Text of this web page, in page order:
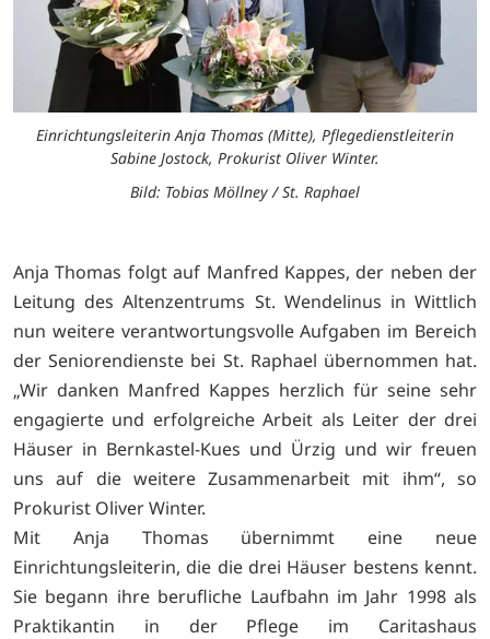
Einrichtungsleiterin Anja Thomas (Mitte), Pflegedienstleiterin
Sabine Jostock, Prokurist Oliver Winter.
Bild: Tobias Möllney / St. Raphael
Anja Thomas folgt auf Manfred Kappes, der neben der
Leitung des Altenzentrums St. Wendelinus in Wittlich
nun weitere verantwortungsvolle Aufgaben im Bereich
der Seniorendienste bei St. Raphael übernommen hat.
„Wir danken Manfred Kappes herzlich für seine sehr
engagierte und erfolgreiche Arbeit als Leiter der drei
Häuser in Bernkastel-Kues und Ürzig und wir freuen
uns auf die weitere Zusammenarbeit mit ihm“, so
Prokurist Oliver Winter.
Mit Anja Thomas übernimmt eine neue
Einrichtungsleiterin, die die drei Häuser bestens kennt.
Sie begann ihre berufliche Laufbahn im Jahr 1998 als
Praktikantin in der Pflege im Caritashaus